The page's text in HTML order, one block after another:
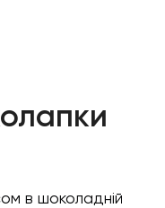
в шоколадній